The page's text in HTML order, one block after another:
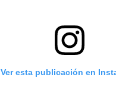
Ver esta publicación en